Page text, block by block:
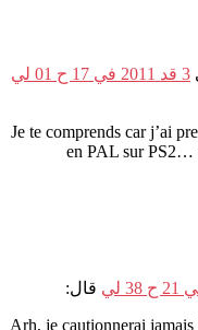
3 قد 2011 في 17 ح 01 لي
Je te comprends car j’ai
en PAL sur PS2…
قال:
Arh, je cautionnerai